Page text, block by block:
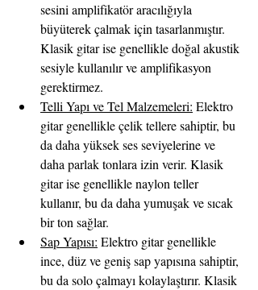
sesini amplifikatör aracılığıyla
büyüterek çalmak için tasarlanmıştır.
Klasik gitar ise genellikle doğal akustik
sesiyle kullanılır ve amplifikasyon
gerektirmez.
Telli Yapı ve Tel Malzemeleri: Elektro
gitar genellikle çelik tellere sahiptir, bu
da daha yüksek ses seviyelerine ve
daha parlak tonlara izin verir. Klasik
gitar ise genellikle naylon teller
kullanır, bu da daha yumuşak ve sıcak
bir ton sağlar.
Sap Yapısı: Elektro gitar genellikle
ince, düz ve geniş sap yapısına sahiptir,
bu da solo çalmayı kolaylaştırır. Klasik